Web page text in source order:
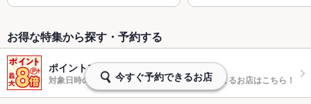
お得な特集から探す・予約する
ポイントプラスで最大8倍
対象日時のネット予約でポイントが最大8倍たまるお店はこちら！
今すぐ予約できるお店